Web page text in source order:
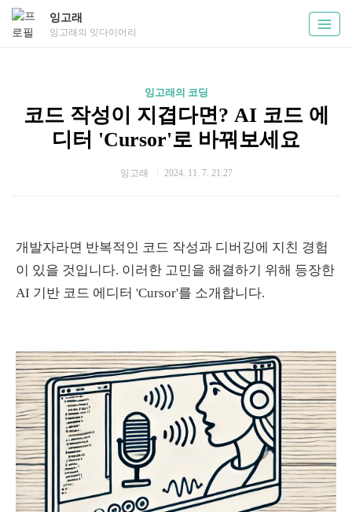
잉고래
잉고래의 잇다이어리
잉고래의 코딩
코드 작성이 지겹다면? AI 코드 에
디터 'Cursor'로 바꿔보세요
잉고래 2024. 11. 7. 21:27
개발자라면 반복적인 코드 작성과 디버깅에 지친 경험
이 있을 것입니다. 이러한 고민을 해결하기 위해 등장한
AI 기반 코드 에디터 'Cursor'를 소개합니다.